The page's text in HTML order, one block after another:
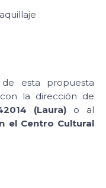
esta propuesta
la dirección de
(Laura) o al
el Centro Cultural